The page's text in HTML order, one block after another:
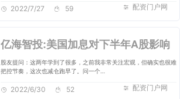
配资门户网
2022/7/27 59
亿海智投:美国加息对下半年A股影响
股友提问：这两年学到了很多，之前我非常关注宏观，但确实也很难
把控节奏，这次也减仓跑早了。问一个…
配资门户网
2022/6/30 52